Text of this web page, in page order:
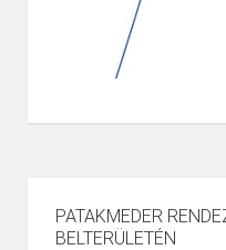
PATAKMEDER
BELTERÜLETÉN